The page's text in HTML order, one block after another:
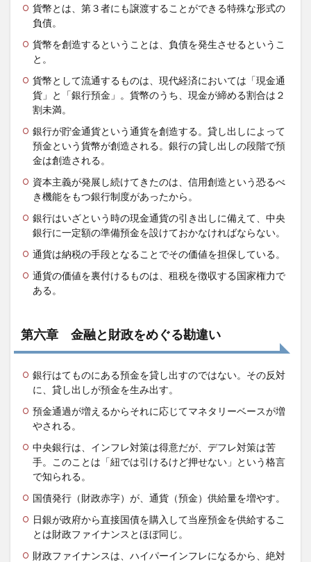
貨幣とは、第３者にも譲渡することができる特殊な形式の
負債。
貨幣を創造するということは、負債を発生させるというこ
と。
貨幣として流通するものは、現代経済においては「現金通
貨」と「銀行預金」。貨幣のうち、現金が締める割合は２
割未満。
銀行が貯金通貨という通貨を創造する。貸し出しによって
預金という貨幣が創造される。銀行の貸し出しの段階で預
金は創造される。
資本主義が発展し続けてきたのは、信用創造という恐るべ
き機能をもつ銀行制度があったから。
銀行はいざという時の現金通貨の引き出しに備えて、中央
銀行に一定額の準備預金を設けておかなければならない。
通貨は納税の手段となることでその価値を担保している。
通貨の価値を裏付けるものは、租税を徴収する国家権力で
ある。
第六章 金融と財政をめぐる勘違い
銀行はてものにある預金を貸し出すのではない。その反対
に、貸し出しが預金を生み出す。
預金通過が増えるからそれに応じてマネタリーベースが増
やされる。
中央銀行は、インフレ対策は得意だが、デフレ対策は苦
手。このことは「紐では引けるけど押せない」という格言
で知られる。
国債発行（財政赤字）が、通貨（預金）供給量を増やす。
日銀が政府から直接国債を購入して当座預金を供給するこ
とは財政ファイナンスとほぼ同じ。
財政ファイナンスは、ハイパーインフレになるから、絶対